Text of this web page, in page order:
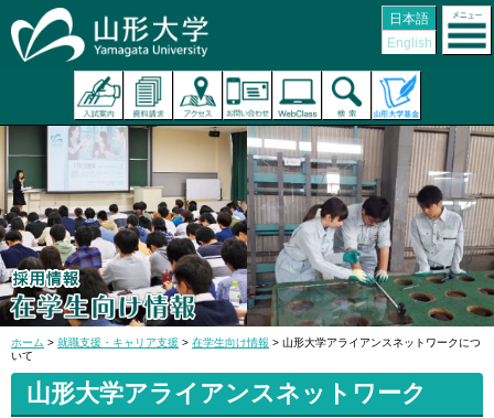
日本語
English
ホーム > 就職支援・キャリア支援 > 在学生向け情報 > 山形大学アライアンスネットワークにつ
いて
山形大学アライアンスネットワーク